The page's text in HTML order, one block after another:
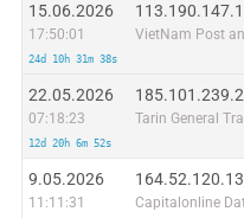
15.06.2026
17:50:01
24d 10h 31m 38s
22.05.2026
07:18:23
12d 20h 6m 52s
9.05.2026
11:11:31
164.52.120.13